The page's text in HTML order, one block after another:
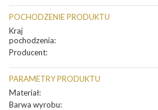
POCHODZENIE PRODUKTU
Kraj
pochodzenia:
Producent:
PARAMETRY PRODUKTU
Materiał:
Barwa wyrobu: